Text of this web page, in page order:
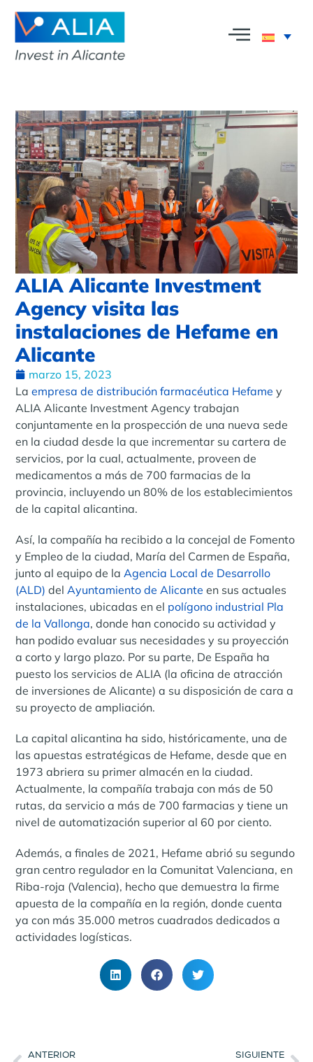
ALIA Alicante Investment
Agency visita las
instalaciones de Hefame en
Alicante
marzo 15, 2023
Laempresa de distribución farmacéutica Hefame y
ALIA Alicante Investment Agency trabajan
conjuntamente en la prospección de una nueva sede
en la ciudad desde la que incrementar su cartera de
servicios, por la cual, actualmente, proveen de
medicamentos a más de 700 farmacias de la
provincia, incluyendo un 80% de los establecimientos
de la capital alicantina.
Así, la compañía ha recibido a la concejal de Fomento
y Empleo de la ciudad, María del Carmen de España,
junto al equipo de la Agencia Local de Desarrollo
(ALD) del Ayuntamiento de Alicante en sus actuales
instalaciones, ubicadas en el polígono industrial Pla
de la Vallonga, donde han conocido su actividad y
han podido evaluar sus necesidades y su proyección
a corto y largo plazo. Por su parte, De España ha
puesto los servicios de ALIA (la oficina de atracción
de inversiones de Alicante) a su disposición de cara a
su proyecto de ampliación.
La capital alicantina ha sido, históricamente, una de
las apuestas estratégicas de Hefame, desde que en
1973 abriera su primer almacén en la ciudad.
Actualmente, la compañía trabaja con más de 50
rutas, da servicio a más de 700 farmacias y tiene un
nivel de automatización superior al 60 por ciento.
Además, a finales de 2021, Hefame abrió su segundo
gran centro regulador en la Comunitat Valenciana, en
Riba-roja (Valencia), hecho que demuestra la firme
apuesta de la compañía en la región, donde cuenta
ya con más 35.000 metros cuadrados dedicados a
actividades logísticas.
ANTERIOR SIGUIENTE